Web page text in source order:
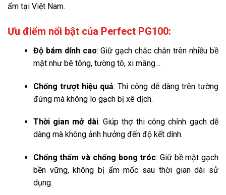
ẩm tại Việt Nam.
Ưu điểm nổi bật của Perfect PG100:
Độ bám dính cao: Giữ gạch chắc chắn trên nhiều bề
mặt như bê tông, tường tô, xi măng…
Chống trượt hiệu quả: Thi công dễ dàng trên tường
đứng mà không lo gạch bị xê dịch.
Thời gian mở dài: Giúp thợ thi công chỉnh gạch dễ
dàng mà không ảnh hưởng đến độ kết dính.
Chống thấm và chống bong tróc: Giữ bề mặt gạch
bền vững, không bị ẩm mốc sau thời gian dài sử
dụng.